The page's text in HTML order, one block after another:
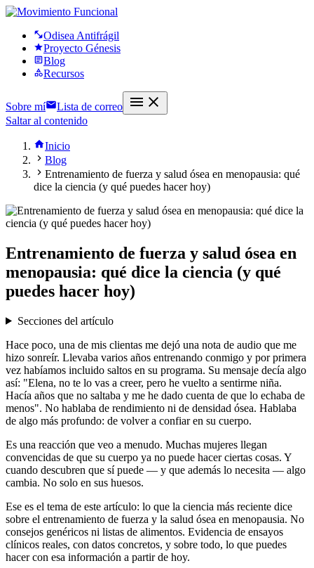
Odisea Antifrágil
Proyecto Génesis
Blog
Recursos
Sobre mí
Lista de correo
Saltar al contenido
Inicio
Blog
Entrenamiento de fuerza y salud ósea en menopausia: qué
dice la ciencia (y qué puedes hacer hoy)
Entrenamiento de fuerza y salud ósea en
menopausia: qué dice la ciencia (y qué
puedes hacer hoy)
Secciones del artículo
Hace poco, una de mis clientas me dejó una nota de audio que me
hizo sonreír. Llevaba varios años entrenando conmigo y por primera
vez habíamos incluido saltos en su programa. Su mensaje decía algo
así: "Elena, no te lo vas a creer, pero he vuelto a sentirme niña.
Hacía años que no saltaba y me he dado cuenta de que lo echaba de
menos". No hablaba de rendimiento ni de densidad ósea. Hablaba
de algo más profundo: de volver a confiar en su cuerpo.
Es una reacción que veo a menudo. Muchas mujeres llegan
convencidas de que su cuerpo ya no puede hacer ciertas cosas. Y
cuando descubren que sí puede — y que además lo necesita — algo
cambia. No solo en sus huesos.
Ese es el tema de este artículo: lo que la ciencia más reciente dice
sobre el entrenamiento de fuerza y la salud ósea en menopausia. No
consejos genéricos ni listas de alimentos. Evidencia de ensayos
clínicos reales, con datos concretos, y sobre todo, lo que puedes
hacer con esa información a partir de hoy.